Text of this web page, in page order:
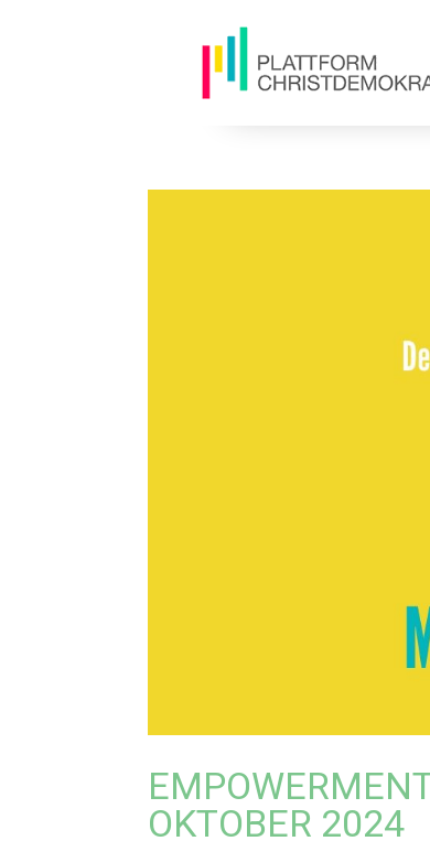
OKTOBER 2024